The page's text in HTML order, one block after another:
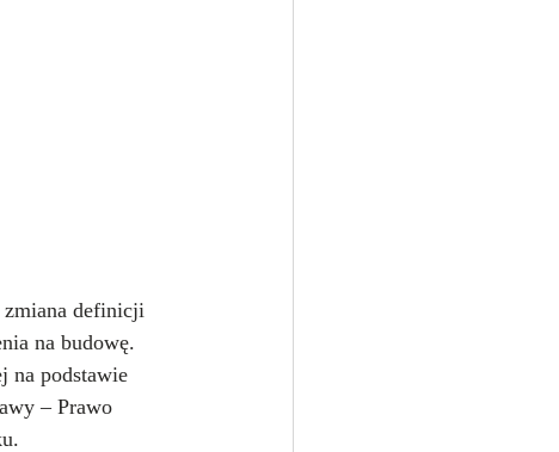
zmiana definicji
na budowę.
na podstawie
– Prawo